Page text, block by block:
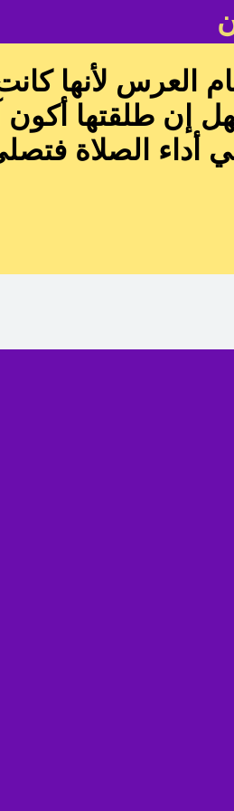
العرس لأنها
إن طلقتها أكون
أداء الصلاة